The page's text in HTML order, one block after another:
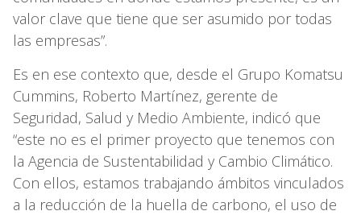
valor clave que tiene que ser asumido por todas
las empresas”.
Es en ese contexto que, desde el Grupo Komatsu
Cummins, Roberto Martínez, gerente de
Seguridad, Salud y Medio Ambiente, indicó que
“este no es el primer proyecto que tenemos con
la Agencia de Sustentabilidad y Cambio Climático.
Con ellos, estamos trabajando ámbitos vinculados
a la reducción de la huella de carbono, el uso de